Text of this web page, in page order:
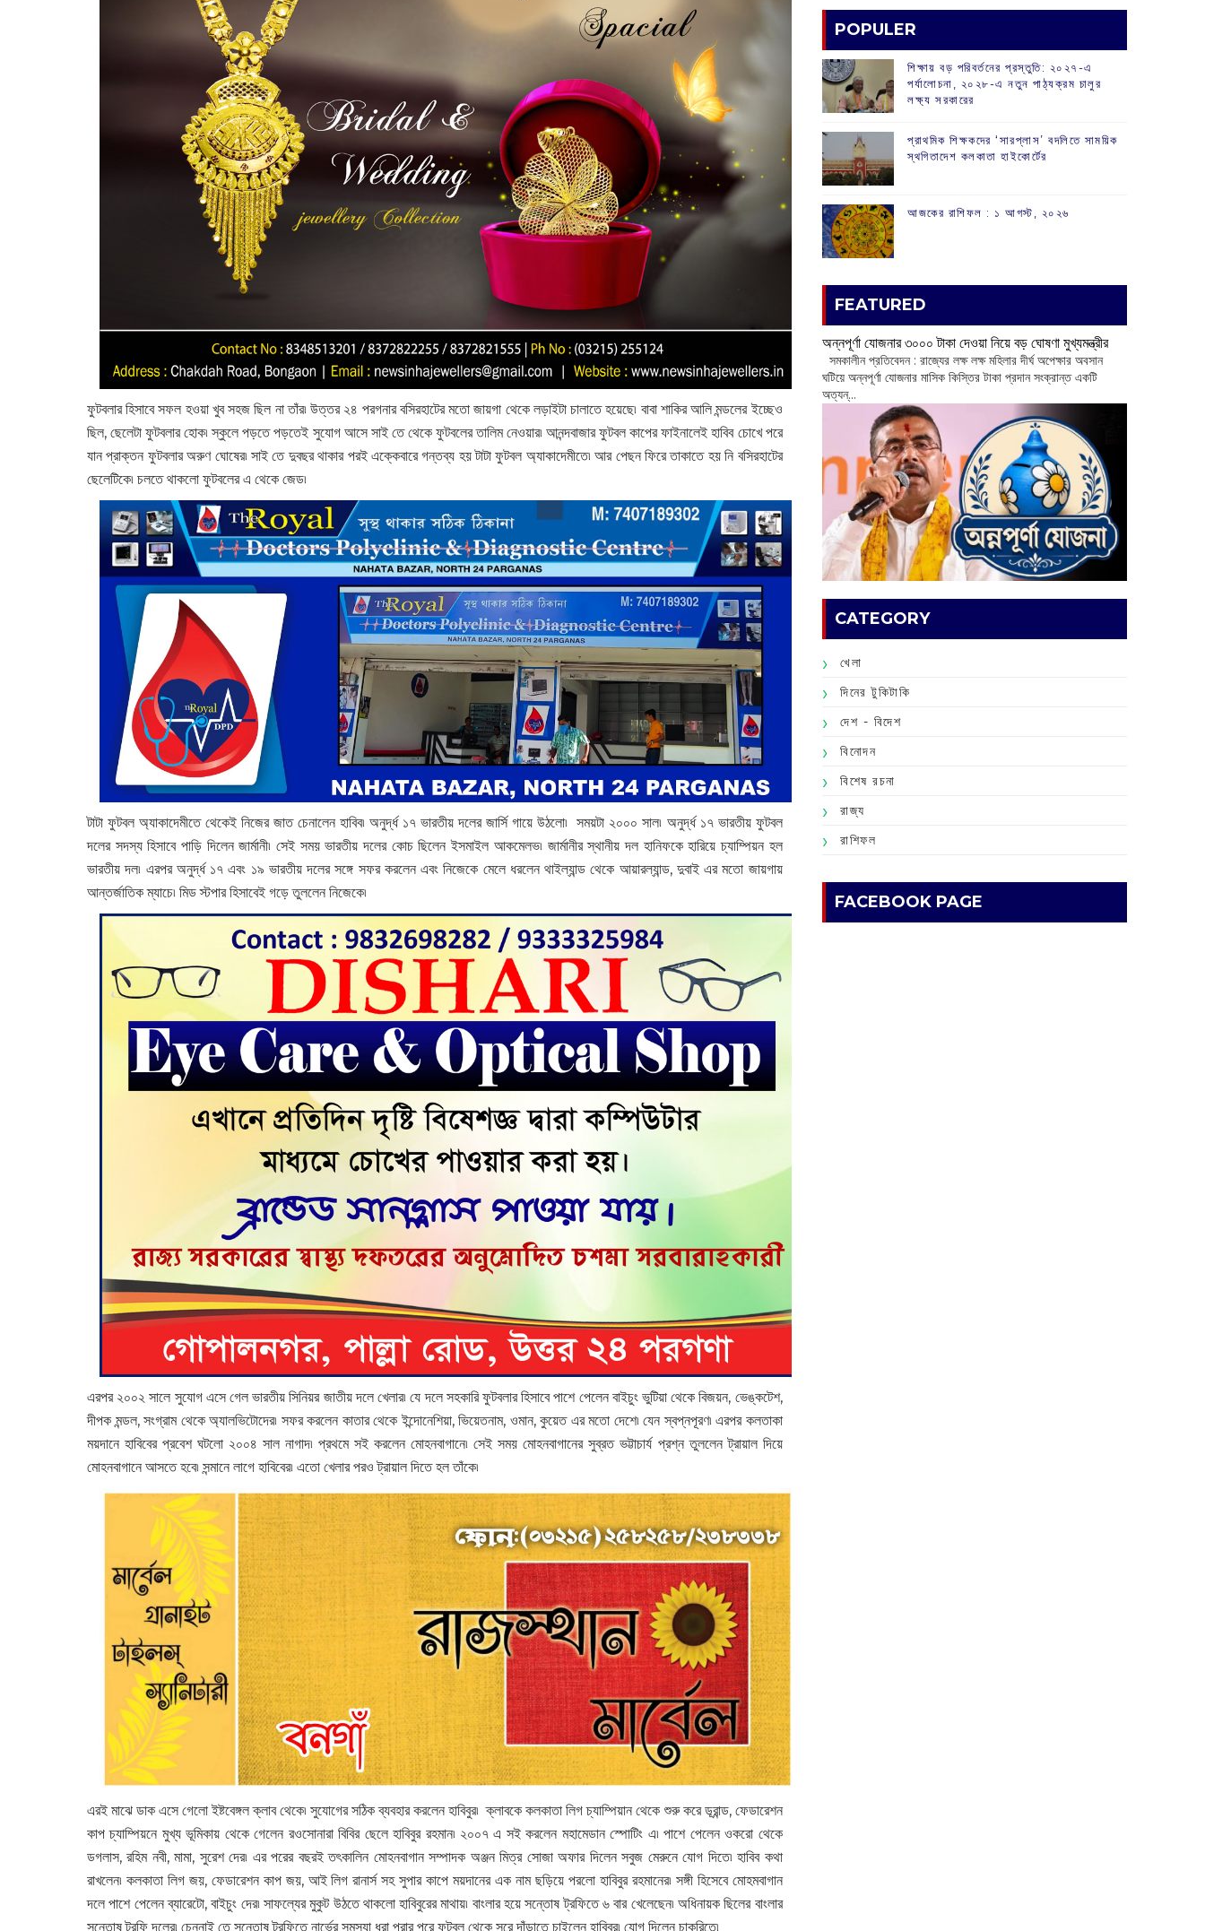
ফুটবলার হিসাবে সফল হওয়া খুব সহজ ছিল না তাঁর৷ উত্তর ২৪ পরগনার বসিরহাটের মতো জায়গা থেকে লড়াইটা চালাতে হয়েছে৷ বাবা শাকির আলি মন্ডলের ইচ্ছেও
ছিল, ছেলেটা ফুটবলার হোক৷ স্কুলে পড়তে পড়তেই সুযোগ আসে সাই তে থেকে ফুটবলের তালিম নেওয়ার৷ আনন্দবাজার ফুটবল কাপের ফাইনালেই হাবিব চোখে পরে
যান প্রাক্তন ফুটবলার অরুণ ঘোষের৷ সাই তে দুবছর থাকার পরই এক্কেবারে গন্তব্য হয় টাটা ফুটবল অ্যাকাদেমীতে৷ আর পেছন ফিরে তাকাতে হয় নি বসিরহাটের
ছেলেটিকে৷ চলতে থাকলো ফুটবলের এ থেকে জেড৷
টাটা ফুটবল অ্যাকাদেমীতে থেকেই নিজের জাত চেনালেন হাবিব৷ অনুর্দ্ধ ১৭ ভারতীয় দলের জার্সি গায়ে উঠলো৷ সময়টা ২০০০ সাল৷ অনুর্দ্ধ ১৭ ভারতীয় ফুটবল
দলের সদস্য হিসাবে পাড়ি দিলেন জার্মানী৷ সেই সময় ভারতীয় দলের কোচ ছিলেন ইসমাইল আকমেলভ৷ জার্মানীর স্থানীয় দল হানিফকে হারিয়ে চ্যাম্পিয়ন হল
ভারতীয় দল৷ এরপর অনুর্দ্ধ ১৭ এবং ১৯ ভারতীয় দলের সঙ্গে সফর করলেন এবং নিজেকে মেলে ধরলেন থাইল্যান্ড থেকে আয়ারল্যান্ড, দুবাই এর মতো জায়গায়
আন্তর্জাতিক ম্যাচে৷ মিড স্টপার হিসাবেই গড়ে তুললেন নিজেকে৷
এরপর ২০০২ সালে সুযোগ এসে গেল ভারতীয় সিনিয়র জাতীয় দলে খেলার৷ যে দলে সহকারি ফুটবলার হিসাবে পাশে পেলেন বাইচুং ভুটিয়া থেকে বিজয়ন, ভেঙ্কটেশ,
দীপক মন্ডল, সংগ্রাম থেকে অ্যালভিটোদের৷ সফর করলেন কাতার থেকে ইন্দোনেশিয়া, ভিয়েতনাম, ওমান, কুয়েত এর মতো দেশে৷ যেন স্বপ্নপূরণ৷ এরপর কলতাকা
ময়দানে হাবিবের প্রবেশ ঘটলো ২০০৪ সাল নাগাদ৷ প্রথমে সই করলেন মোহনবাগানে৷ সেই সময় মোহনবাগানের সুব্রত ভট্টাচার্য প্রশ্ন তুললেন ট্রায়াল দিয়ে
মোহনবাগানে আসতে হবে৷ সন্মানে লাগে হাবিবের৷ এতো খেলার পরও ট্রায়াল দিতে হল তাঁকে৷
এরই মাঝে ডাক এসে গেলো ইষ্টবেঙ্গল ক্লাব থেকে৷ সুযোগের সঠিক ব্যবহার করলেন হাবিবুর৷ ক্লাবকে কলকাতা লিগ চ্যাম্পিয়ান থেকে শুরু করে ডূরান্ড, ফেডারেশন
কাপ চ্যাম্পিয়নে মুখ্য ভূমিকায় থেকে গেলেন রওসোনারা বিবির ছেলে হাবিবুর রহমান৷ ২০০৭ এ সই করলেন মহামেডান স্পোটিং এ৷ পাশে পেলেন ওকরো থেকে
ডগলাস, রহিম নবী, মামা, সুরেশ দের৷ এর পরের বছরই তৎকালিন মোহনবাগান সম্পাদক অঞ্জন মিত্র সোজা অফার দিলেন সবুজ মেরুনে যোগ দিতে৷ হাবিব কথা
রাখলেন৷ কলকাতা লিগ জয়, ফেডারেশন কাপ জয়, আই লিগ রানার্স সহ সুপার কাপে ময়দানের এক নাম ছড়িয়ে পরলো হাবিবুর রহমানের৷ সঙ্গী হিসেবে মোহমবাগান
দলে পাশে পেলেন ব্যারেটো, বাইচুং দের৷ সাফল্যের মুকুট উঠতে থাকলো হাবিবুরের মাথায়৷ বাংলার হয়ে সন্তোষ ট্রফিতে ৬ বার খেলেছেন৷ অধিনায়ক ছিলের বাংলার
সন্তোষ ট্রফি দলের৷ চেন্নাই তে সন্তোষ ট্রফিতে নার্ভের সমস্যা ধরা পরার পরে ফুটবল থেকে সরে দাঁড়াতে চাইলেন হাবিবুর৷ যোগ দিলেন চাকরিতে৷
POPULER
শিক্ষায় বড় পরিবর্তনের প্রস্তুতি: ২০২৭-এ
পর্যালোচনা, ২০২৮-এ নতুন পাঠ্যক্রম চালুর
লক্ষ্য সরকারের
প্রাথমিক শিক্ষকদের ‘সারপ্লাস’ বদলিতে সাময়িক
স্থগিতাদেশ কলকাতা হাইকোর্টের
আজকের রাশিফল :‌ ‌‌১ আগস্ট, ২০২৬
FEATURED
অন্নপূর্ণা যোজনার ৩০০০ টাকা দেওয়া নিয়ে বড় ঘোষণা মুখ্যমন্ত্রীর
সমকালীন প্রতিবেদন : রাজ্যের লক্ষ লক্ষ মহিলার দীর্ঘ অপেক্ষার অবসান
ঘটিয়ে অন্নপূর্ণা যোজনার মাসিক কিস্তির টাকা প্রদান সংক্রান্ত একটি
অত্যন্...
CATEGORY
খেলা
দিনের টুকিটাকি
দেশ - বিদেশ
বিনোদন
বিশেষ রচনা
রাজ্য
রাশিফল
FACEBOOK PAGE